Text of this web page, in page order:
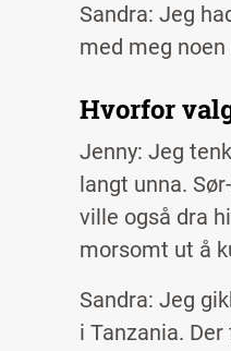
Sandra: Jeg
med meg
Hvorfor
Jenny: Jeg
langt unna.
ville også dra
morsomt ut å
Sandra: Jeg
i Tanzania.